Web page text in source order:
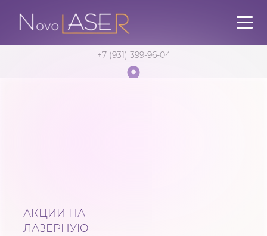
+7 (931) 399-96-04
АКЦИИ НА
ЛАЗЕРНУЮ